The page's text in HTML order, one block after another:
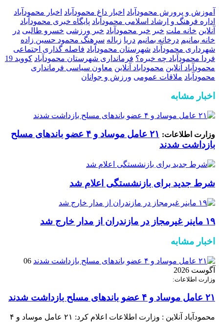
آموزش و پرورش محمودآباد اخبار داغ محمودآباد اخبار محمودآباد
اداره فرهنگ و ارشاد اسلامی محمودآباد پایگاه خبری محمودآباد
آنلاین خانه ملت خبر خبر محمودآباد خبر ورزشی خسرو طالبی در
خانه بمانیم درخانه بمانیم دریا زباله سرهنگ محمود حسین زاده
شهرداری محمودآباد شهرستان محمودآباد فاصله گذاری اجتماعی
فردا محمودآباد چه خبره؟ فرمانداری شهرستان محمودآباد کووید 19
محمودآباد آنلاین محموداباد آنلاین معاون سیاسی فرمانداری
محمودآباد ملاقات عمومی ورزش و جوانان
اخبار مشابه
وزارت اطلاعات:
۲۱ عامل موساد و ۴ عضو باند‌های مسلح
بازداشت شدند
شرط جدید برای بازنشستگی اعلام شد
۱۹ ماینر غیرمجاز در مازندران از مدار خارج شد
اخبار مشابه
06
آگوست 2026
وزارت اطلاعات:
۲۱ عامل موساد و ۴ عضو باند‌های مسلح بازداشت شدند
محمودآباد آنلاین : وزارت اطلاعات اعلام کرد: ۲۱ عامل موساد و ۴